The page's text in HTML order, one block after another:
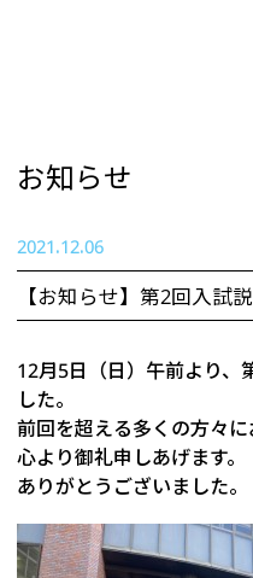
お知らせ
2021.12.06
【お知らせ】第2回入試
12月5日（日）午前より、
した。
前回を超える多くの方々に
心より御礼申しあげます。
ありがとうございました。